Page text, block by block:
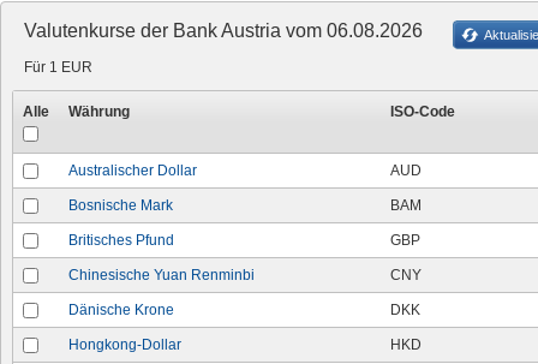
Valutenkurse der Bank Austria vom 06.08.2026
Für 1 EUR
Alle Währung ISO-Code
Australischer Dollar AUD
Bosnische Mark BAM
Britisches Pfund GBP
Chinesische Yuan Renminbi CNY
Dänische Krone DKK
Hongkong-Dollar HKD